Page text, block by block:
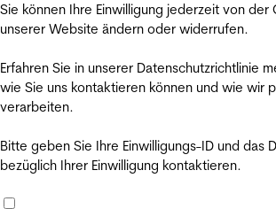
Sie können Ihre Einwilligung jederzeit von der
unserer Website ändern oder widerrufen.
Erfahren Sie in unserer Datenschutzrichtlinie
wie Sie uns kontaktieren können und wie wir
verarbeiten.
Bitte geben Sie Ihre Einwilligungs-ID und das
bezüglich Ihrer Einwilligung kontaktieren.